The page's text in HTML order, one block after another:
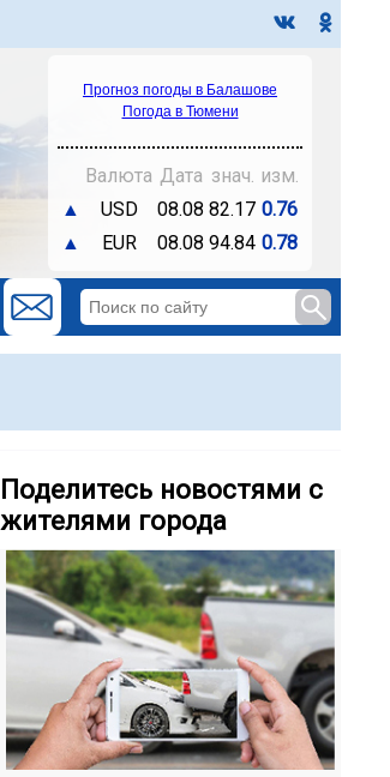
Прогноз погоды в Балашове
Погода в Тюмени
Валюта Дата знач. изм.
▲
USD 08.08 82.17 0.76
▲
EUR 08.08 94.84 0.78
Поделитесь новостями с
жителями города